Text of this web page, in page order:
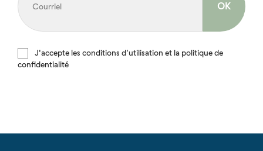
J'accepte les conditions d’utilisation et la politique de
confidentialité